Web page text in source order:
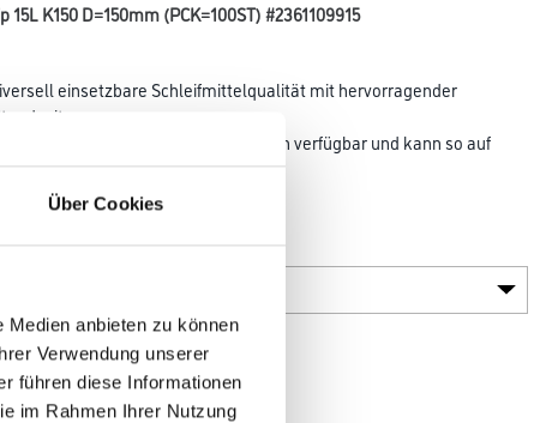
Über Cookies
anbieten zu können
Verwendung unserer
führen diese Informationen
im Rahmen Ihrer Nutzung
K150 D=150mm (PCK=100ST) #2361109915
einsetzbare Schleifmittelqualität mit hervorragender
Abmessungen und Lochsystemen verfügbar und kann so auf
Körnung